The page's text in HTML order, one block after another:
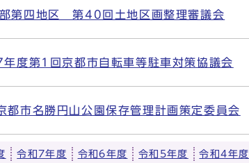
第四地区 第40回土地区画整理審議会
度第1回京都市自転車等駐車対策協議会
都市名勝円山公園保存管理計画策定委員会
令和7年度 令和6年度 令和5年度 令和4年度